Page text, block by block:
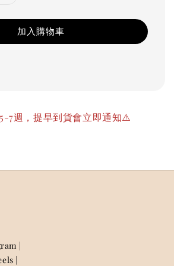
加入購物車
7週，提早到貨會立即通知⚠️
|
|